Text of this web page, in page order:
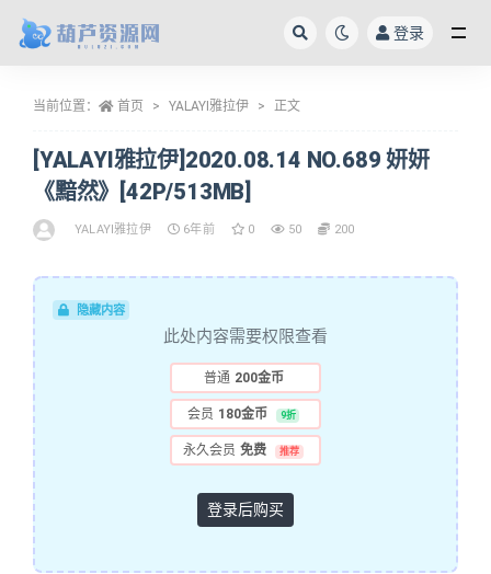
登录
当前位置： 首页 YALAYI雅拉伊 正文
[YALAYI雅拉伊]2020.08.14 NO.689 妍妍
《黯然》[42P/513MB]
YALAYI雅拉伊 6年前 0 50 200
隐藏内容
此处内容需要权限查看
普通 200金币
会员 180金币 9折
永久会员 免费 推荐
登录后购买